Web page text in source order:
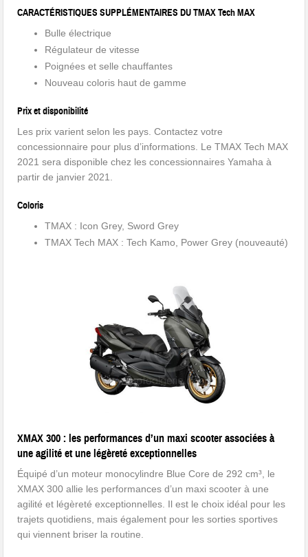
CARACTÉRISTIQUES SUPPLÉMENTAIRES DU TMAX Tech MAX
Bulle électrique
Régulateur de vitesse
Poignées et selle chauffantes
Nouveau coloris haut de gamme
Prix et disponibilité
Les prix varient selon les pays. Contactez votre
concessionnaire pour plus d’informations. Le TMAX Tech MAX
2021 sera disponible chez les concessionnaires Yamaha à
partir de janvier 2021.
Coloris
TMAX : Icon Grey, Sword Grey
TMAX Tech MAX : Tech Kamo, Power Grey (nouveauté)
XMAX 300 : les performances d’un maxi scooter associées à
une agilité et une légèreté exceptionnelles
Équipé d’un moteur monocylindre Blue Core de 292 cm³, le
XMAX 300 allie les performances d’un maxi scooter à une
agilité et légèreté exceptionnelles. Il est le choix idéal pour les
trajets quotidiens, mais également pour les sorties sportives
qui viennent briser la routine.